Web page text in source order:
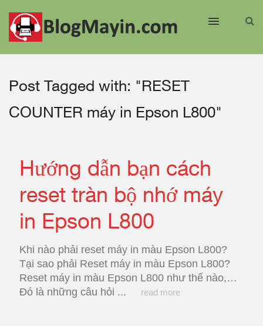
Post Tagged with: "RESET
COUNTER máy in Epson L800"
Hướng dẫn bạn cách
reset tràn bộ nhớ máy
in Epson L800
Khi nào phải reset máy in màu Epson L800?
Tại sao phải Reset máy in màu Epson L800?
Reset máy in màu Epson L800 như thế nào,…
Đó là những câu hỏi ...
read more